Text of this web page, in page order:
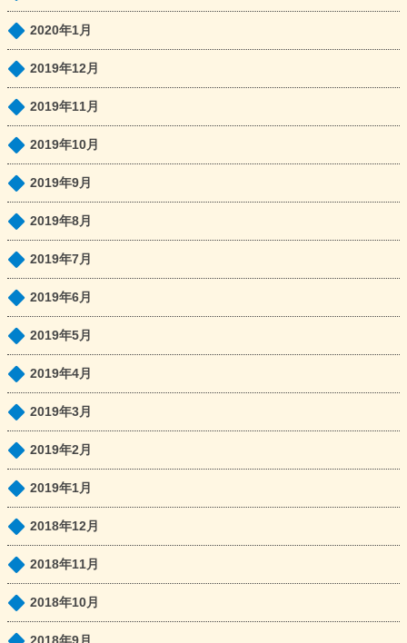
2020年1月
2019年12月
2019年11月
2019年10月
2019年9月
2019年8月
2019年7月
2019年6月
2019年5月
2019年4月
2019年3月
2019年2月
2019年1月
2018年12月
2018年11月
2018年10月
2018年9月